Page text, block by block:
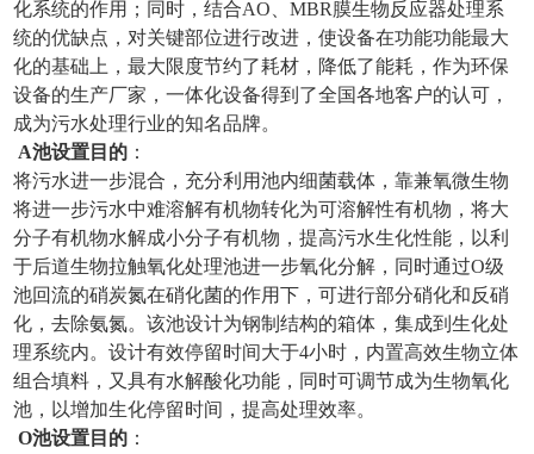
化系统的作用；同时，结合AO、MBR膜生物反应器处理系
统的优缺点，对关键部位进行改进，使设备在功能功能最大
化的基础上，最大限度节约了耗材，降低了能耗，作为环保
设备的生产厂家，一体化设备得到了全国各地客户的认可，
成为污水处理行业的知名品牌。
A池设置目的 ：
将污水进一步混合，充分利用池内细菌载体，靠兼氧微生物
将进一步污水中难溶解有机物转化为可溶解性有机物，将大
分子有机物水解成小分子有机物，提高污水生化性能，以利
于后道生物拉触氧化处理池进一步氧化分解，同时通过O级
池回流的硝炭氮在硝化菌的作用下，可进行部分硝化和反硝
化，去除氨氮。该池设计为钢制结构的箱体，集成到生化处
理系统内。设计有效停留时间大于4小时，内置高效生物立体
组合填料，又具有水解酸化功能，同时可调节成为生物氧化
池，以增加生化停留时间，提高处理效率。
O池设置目的 ：